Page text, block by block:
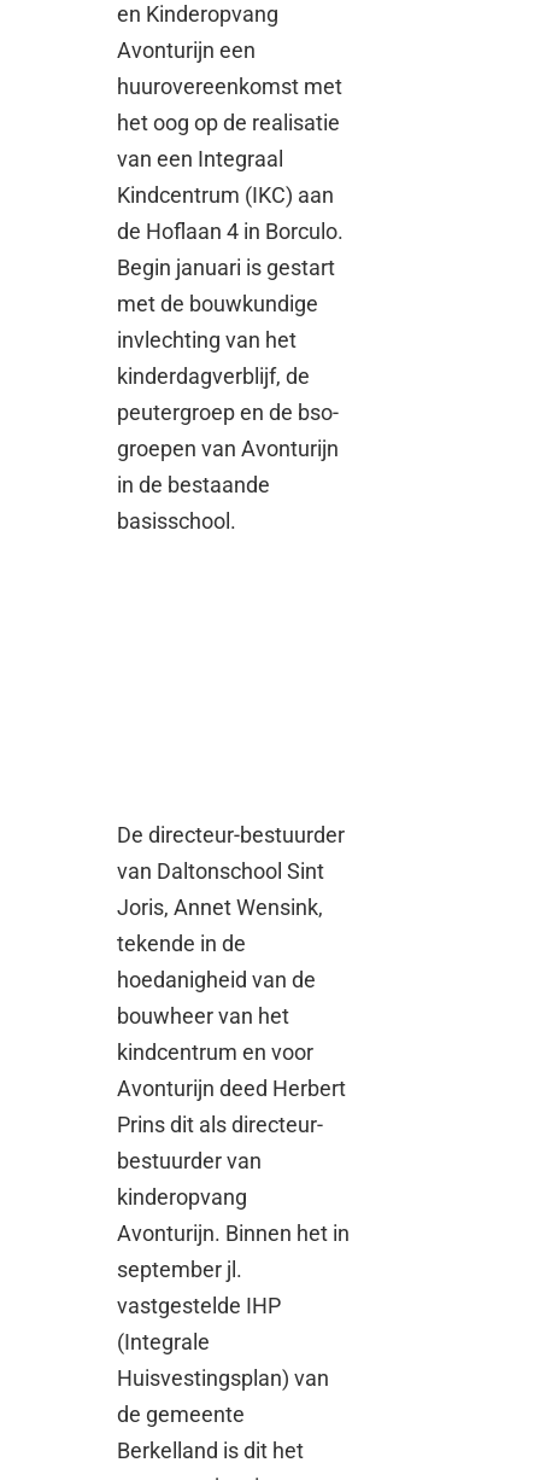
en Kinderopvang
Avonturijn een
huurovereenkomst met
het oog op de realisatie
van een Integraal
Kindcentrum (IKC) aan
de Hoflaan 4 in Borculo.
Begin januari is gestart
met de bouwkundige
invlechting van het
kinderdagverblijf, de
peutergroep en de bso-
groepen van Avonturijn
in de bestaande
basisschool.
De directeur-bestuurder
van Daltonschool Sint
Joris, Annet Wensink,
tekende in de
hoedanigheid van de
bouwheer van het
kindcentrum en voor
Avonturijn deed Herbert
Prins dit als directeur-
bestuurder van
kinderopvang
Avonturijn. Binnen het in
september jl.
vastgestelde IHP
(Integrale
Huisvestingsplan) van
de gemeente
Berkelland is dit het